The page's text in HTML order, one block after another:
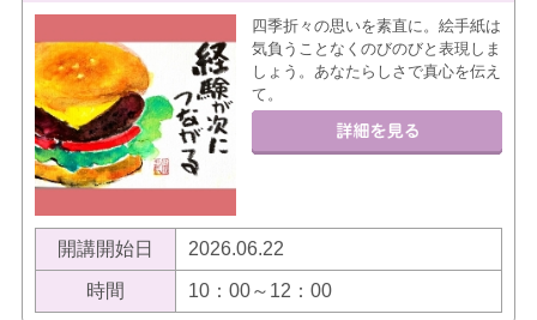
四季折々の思いを素直に。絵手紙は
気負うことなくのびのびと表現しま
しょう。あなたらしさで真心を伝え
て。
開講開始日 2026.06.22
時間 10：00～12：00